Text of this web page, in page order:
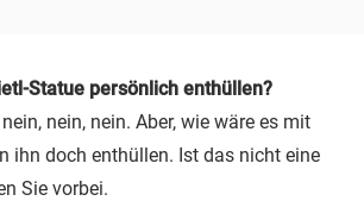
Statue persönlich enthüllen?
nein, nein. Aber, wie wäre es mit
ihn doch enthüllen. Ist das nicht eine
Sie vorbei.